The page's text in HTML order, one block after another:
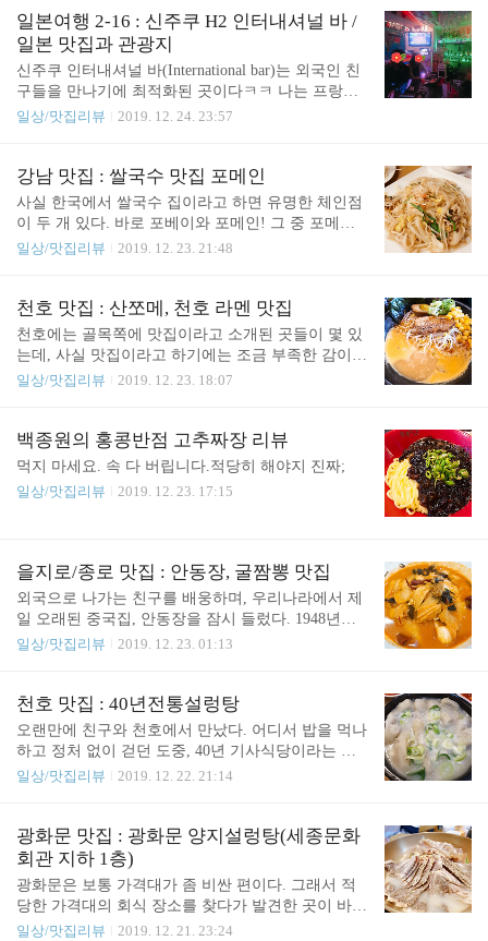
좋았다. 너무 맵고 짠걸 안좋아해서.. 자극적인걸 원
하시는 분은 조금 실망할지도ㅋㅋ 직원분들이 엄청
나게 친절하시다. 서비..
에 모른다.마라탕, 마라샹궈, 마라빤, 꿔바로우가 대
표 메뉴다! 꿔바로우는 얇은 찹쌀탕수육 같은 건데,
이것도 맛날 것 같다ㅋㅋ성실하신분들..ㄷㄷ주방이
매우 깔끔해서 좋다.내부도 깔끔하다ㅋㅋ30분 있으
니 만석이 되었다;소스는 셀프. 나는 무조건 땅콩소
스!'갖어오신'에서 알 수 있듯, 현지인이 운영하신다.
다는.밥은 추가로 1000원이다!feat. 짜사이 가격도 합
리적이고, 맛있다! 사람들이 많이 오는 걸 보..
일본여행 2-16 : 신주쿠 H2 인터내셔널 바 /
일본 맛집과 관광지
신주쿠 인터내셔널 바(International bar)는 외국인 친
구들을 만나기에 최적화된 곳이다ㅋㅋ 나는 프랑스
친구랑 같이 가서 라트비아 친구도 만나고, 나중에는
념사진도 찍었다ㅋㅋㅋㅋ(바텐더는 말레이시아, 주
인장은 나이지리아 사람임) 하지만 얼굴이 나와서 같
이 찍은 사진 공개는 조금 힘들 것 같다..ㅠ 대신 내부
내셔널 바위치 : 요츠야-산초메(Yotsuya-sanchome)역
일상/맛집리뷰 2019. 12. 24. 23:57
강남 맛집 : 쌀국수 맛집 포메인
사실 한국에서 쌀국수 집이라고 하면 유명한 체인점
이 두 개 있다. 바로 포베이와 포메인! 그 중 포메인
이 조금 더 고급화된 느낌의 쌀국수를 판매한다. 인
격이 좀 쎄다; 쌀국수랑 같이 먹는 숙주와 양파. 나는
팟타이를 시켰으므로 패스ㅋㅋ 해물 팟타이. 무난하
다. 매콤 해물 쌀국수. 적당히 매워서 맛나게 먹었다
프다.. 쌀국수를 안 시켜도 쌀국수 육수를 주는 거는
가 갸웃해진다ㅋㅋ
일상/맛집리뷰 2019. 12. 23. 21:48
천호 맛집 : 산쪼메, 천호 라멘 맛집
천호에는 골목쪽에 맛집이라고 소개된 곳들이 몇 있
는데, 사실 맛집이라고 하기에는 조금 부족한 감이
있지 않나 싶다.ㅋㅋ 차라리 그런 곳들보다는, 산쪼
외관 유리를 닦는 걸 자주 보는 편이다ㅋㅋ깔끔한 인
테리어산쪼메의 컨셉은 하카타 라멘이다! 좀 진한 돈
려 덜 느끼해서 좋은 것 같기도?점심 세트 메뉴로 미
나는 미소 베이스의 라멘을 좋아한다ㅋㅋ.미니 덮밥
으로 시킨 가쿠니동(매운 돼지고기 덮밥). 이게 제일
맛있던 것 같다ㅋㅋㅋㅋ.산쪼메 라멘은, 라멘 안에
뜨..
일상/맛집리뷰 2019. 12. 23. 18:07
백종원의 홍콩반점 고추짜장 리뷰
먹지 마세요. 속 다 버립니다.적당히 해야지 진짜;
일상/맛집리뷰
2019. 12. 23. 17:15
을지로/종로 맛집 : 안동장, 굴짬뽕 맛집
외국으로 나가는 친구를 배웅하며, 우리나라에서 제
일 오래된 중국집, 안동장을 잠시 들렀다. 1948년부
터 시작했다고 하니, 역사가 벌써 70년을 넘어간다ㅋ
낌이다. 유명한 그림인가 싶은 수묵화ㅋㅋ 간단 메
뉴. 굴짬뽕은 여기 시그니쳐 메뉴다. 메뉴가 정말 많
다. 우리는 간짜장, 굴짬뽕, 탕수육을 시켰다. 중국집
굴짬뽕. 시원하고 매콤하다. 간짜장. 이거도 꽤 맛있
대가 좀 비싼 감은 있다.. 안동장을 오기 위해 종로나
을지로에 올 필요까지는 없고, 근처에 일이 있을 때
한번쯤 들러보면 좋을 것 같다ㅋㅋ
일상/맛집리뷰 2019. 12. 23. 01:13
천호 맛집 : 40년전통설렁탕
오랜만에 친구와 천호에서 만났다. 어디서 밥을 먹나
하고 정처 없이 걷던 도중, 40년 기사식당이라는 간
판을 보고 발걸음을 옮겼다. 40년전통설렁탕기사식
은 제육볶음같은 백반집이 많은데, 독특하다.메뉴판.
나는 우족탕 특을, 친구는 우거지 내장탕을 시켰다.
깔끔한 내부.기본 찬이다.친구가 시킨 우거지내장탕.
맛은 된장 베이스로, 삼삼한 맛이다.내가 시킨 우족
탕 특. 도가니처럼 쫄깃말랑한 소 발이 가득하다.이
게 바로 우족!나가는 길에 보니 과자를 팔고 있었다.
일상/맛집리뷰 2019. 12. 22. 21:14
광화문 맛집 : 광화문 양지설렁탕(세종문화
회관 지하 1층)
광화문은 보통 가격대가 좀 비싼 편이다. 그래서 적
당한 가격대의 회식 장소를 찾다가 발견한 곳이 바로
양지설렁탕이다! 광화문 양지설렁탕 위치 : 세종문화
일상/맛집리뷰 2019. 12. 21. 23:24